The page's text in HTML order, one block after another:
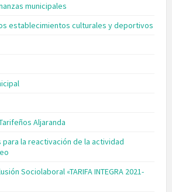
municipales
establecimientos culturales y deportivos
Aljaranda
la reactivación de la actividad
Sociolaboral «TARIFA INTEGRA 2021-